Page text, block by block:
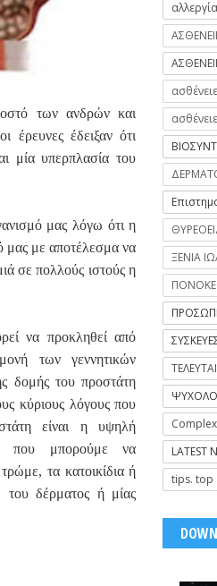
των ανδρών και
έρευνες έδειξαν ότι
μία υπερπλασία του
μας λόγω ότι η
μας με αποτέλεσμα να
σε πολλούς ιστούς η
να προκληθεί από
των γεννητικών
δομής του προστάτη
κύριους λόγους που
είναι η υψηλή
που μπορούμε να
τα κατοικίδια ή
δέρματος ή μίας
αλλεργία
ΞΕΝΙΑ
Complex
LATEST
tips. top